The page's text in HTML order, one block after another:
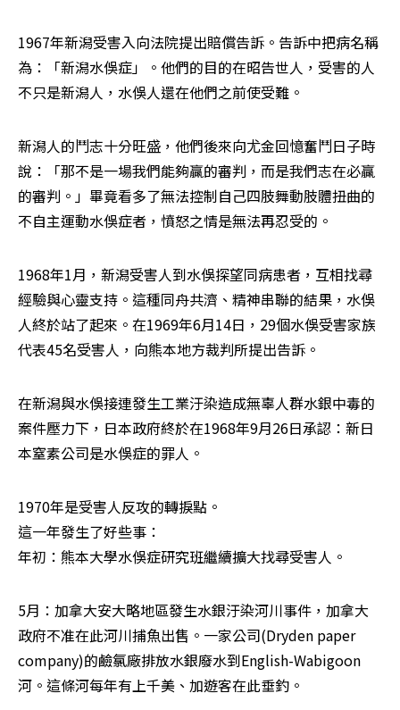
1967年新潟受害入向法院提出賠償告訴。告訴中把病名稱
為：「新潟水俁症」。他們的目的在昭告世人，受害的人
不只是新潟人，水俁人還在他們之前使受難。
新潟人的鬥志十分旺盛，他們後來向尤金回憶奮鬥日子時
說：「那不是一場我們能夠贏的審判，而是我們志在必贏
的審判。」畢竟看多了無法控制自己四肢舞動肢體扭曲的
不自主運動水俁症者，憤怒之情是無法再忍受的。
1968年1月，新潟受害人到水俁探望同病患者，互相找尋
經驗與心靈支持。這種同舟共濟、精神串聯的結果，水俁
人終於站了起來。在1969年6月14日，29個水俁受害家族
代表45名受害人，向熊本地方裁判所提出告訴。
在新潟與水俁接連發生工業汙染造成無辜人群水銀中毒的
案件壓力下，日本政府終於在1968年9月26日承認：新日
本窒素公司是水俁症的罪人。
1970年是受害人反攻的轉捩點。
這一年發生了好些事：
年初：熊本大學水俁症研究班繼續擴大找尋受害人。
5月：加拿大安大略地區發生水銀汙染河川事件，加拿大
政府不准在此河川捕魚出售。一家公司(Dryden paper
company)的鹼氯廠排放水銀廢水到English-Wabigoon
河。這條河每年有上千美、加遊客在此垂釣。